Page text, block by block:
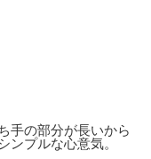
手の部分が長いから
ンプルな心意気。